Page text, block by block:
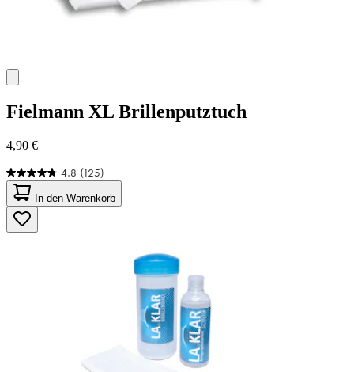
Fielmann XL Brillenputztuch
4,90 €
4.8 (125)
4.8
von
5
Sternen.
125
In den Warenkorb